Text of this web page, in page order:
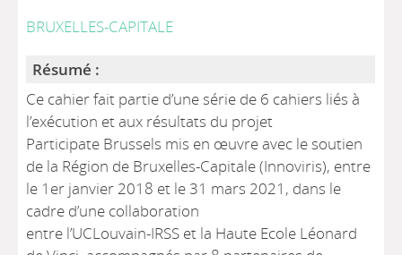
BRUXELLES-CAPITALE
Résumé :
Ce cahier fait partie d’une série de 6 cahiers liés à
l’exécution et aux résultats du projet
Participate Brussels mis en œuvre avec le soutien
de la Région de Bruxelles-Capitale (Innoviris), entre
le 1er janvier 2018 et le 31 mars 2021, dans le
cadre d’une collaboration
entre l’UCLouvain-IRSS et la Haute Ecole Léonard